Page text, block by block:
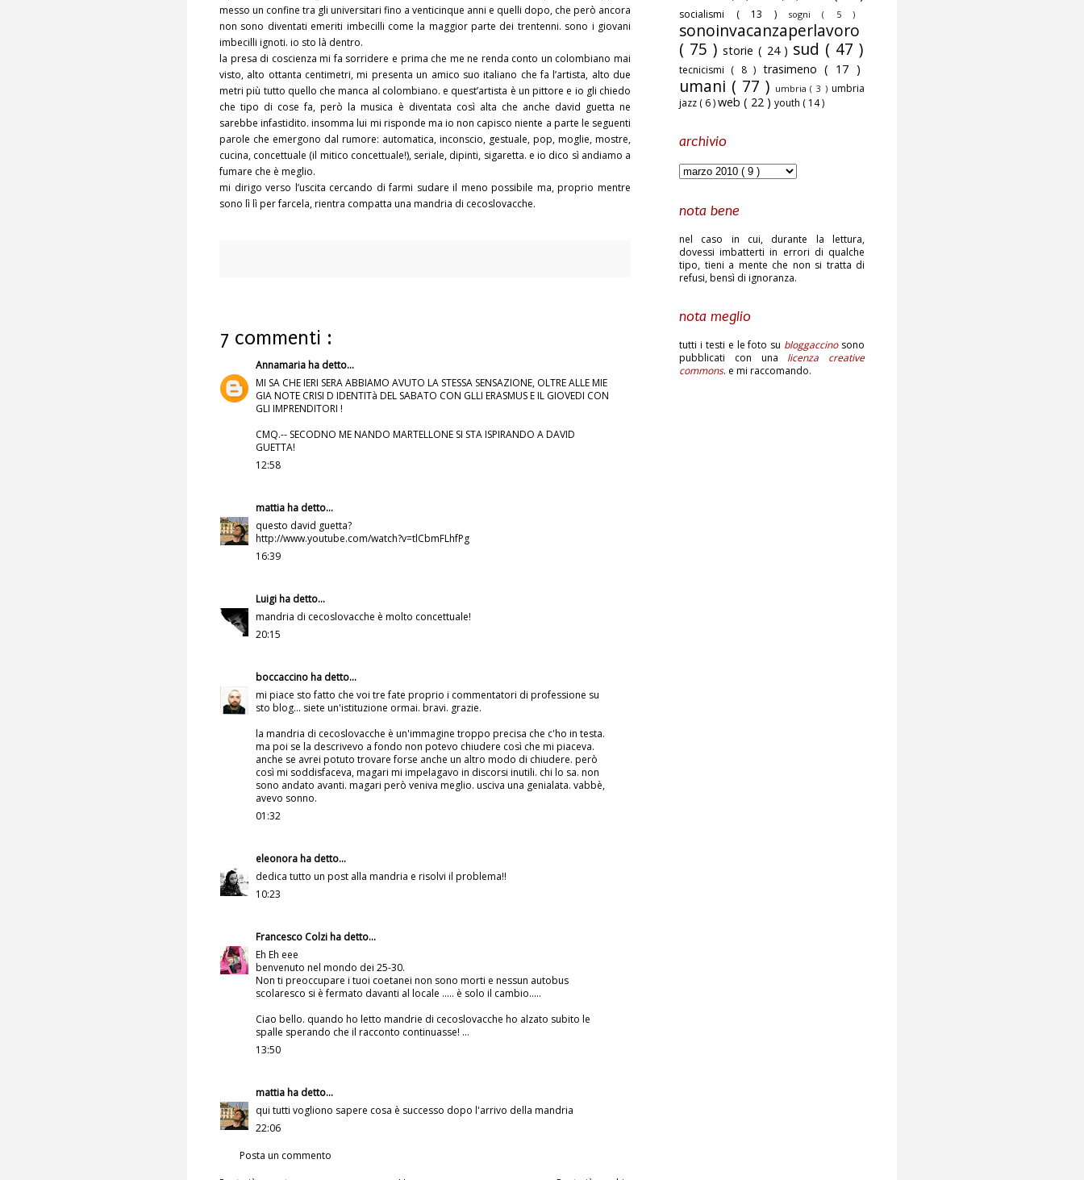
messo un confine tra gli universitari fino a venticinque anni e quelli dopo, che però ancora
non sono diventati emeriti imbecilli come la maggior parte dei trentenni. sono i giovani
imbecilli ignoti. io sto là dentro.
la presa di coscienza mi fa sorridere e prima che me ne renda conto un colombiano mai
visto, alto ottanta centimetri, mi presenta un amico suo italiano che fa l’artista, alto due
metri più tutto quello che manca al colombiano. e quest’artista è un pittore e io gli chiedo
che tipo di cose fa, però la musica è diventata così alta che anche david guetta ne
sarebbe infastidito. insomma lui mi risponde ma io non capisco niente a parte le seguenti
parole che emergono dal rumore: automatica, inconscio, gestuale, pop, moglie, mostre,
cucina, concettuale (il mitico concettuale!), seriale, dipinti, sigaretta. e io dico sì andiamo a
fumare che è meglio.
mi dirigo verso l’uscita cercando di farmi sudare il meno possibile ma, proprio mentre
sono lì lì per farcela, rientra compatta una mandria di cecoslovacche.
7 commenti :
Annamaria ha detto...
MI SA CHE IERI SERA ABBIAMO AVUTO LA STESSA SENSAZIONE, OLTRE ALLE MIE
GIA NOTE CRISI D IDENTITà DEL SABATO CON GLLI ERASMUS E IL GIOVEDI CON
GLI IMPRENDITORI !
CMQ.-- SECODNO ME NANDO MARTELLONE SI STA ISPIRANDO A DAVID
GUETTA!
12:58
mattia ha detto...
questo david guetta?
http://www.youtube.com/watch?v=tlCbmFLhfPg
16:39
Luigi ha detto...
mandria di cecoslovacche è molto concettuale!
20:15
boccaccino ha detto...
mi piace sto fatto che voi tre fate proprio i commentatori di professione su
sto blog... siete un'istituzione ormai. bravi. grazie.
la mandria di cecoslovacche è un'immagine troppo precisa che c'ho in testa.
ma poi se la descrivevo a fondo non potevo chiudere così che mi piaceva.
anche se avrei potuto trovare forse anche un altro modo di chiudere. però
così mi soddisfaceva, magari mi impelagavo in discorsi inutili. chi lo sa. non
sono andato avanti. magari però veniva meglio. usciva una genialata. vabbè,
avevo sonno.
01:32
eleonora ha detto...
dedica tutto un post alla mandria e risolvi il problema!!
10:23
Francesco Colzi ha detto...
Eh Eh eee
benvenuto nel mondo dei 25-30.
Non ti preoccupare i tuoi coetanei non sono morti e nessun autobus
scolaresco si è fermato davanti al locale ..... è solo il cambio.....
Ciao bello. quando ho letto mandrie di cecoslovacche ho alzato subito le
spalle sperando che il racconto continuasse! ...
13:50
mattia ha detto...
qui tutti vogliono sapere cosa è successo dopo l'arrivo della mandria
22:06
Posta un commento
socialismi ( 13 ) sogni( 5 )
sonoinvacanzaperlavoro
( 75 ) storie ( 24 ) sud ( 47 )
tecnicismi ( 8 ) trasimeno ( 17 )
umani ( 77 ) umbria( 3 ) umbria
jazz ( 6 )web ( 22 ) youth ( 14 )
archivio
nota bene
nel caso in cui, durante la lettura,
dovessi imbatterti in errori di qualche
tipo, tieni a mente che non si tratta di
refusi, bensì di ignoranza.
nota meglio
tutti i testi e le foto su bloggaccinosono
pubblicati con una licenza creative
commons. e mi raccomando.